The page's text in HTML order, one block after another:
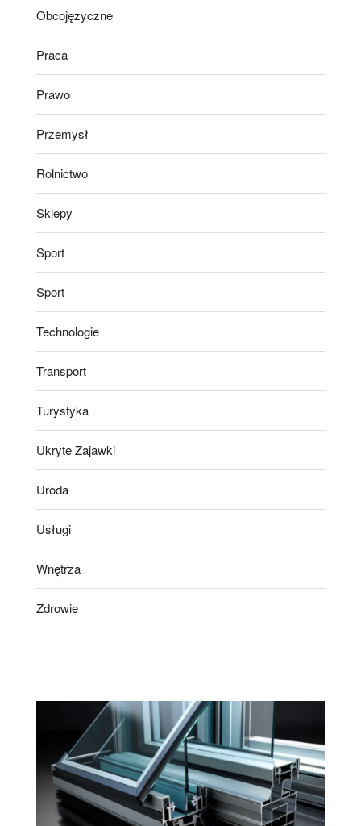
Obcojęzyczne
Praca
Prawo
Przemysł
Rolnictwo
Sklepy
Sport
Sport
Technologie
Transport
Turystyka
Ukryte Zajawki
Uroda
Usługi
Wnętrza
Zdrowie